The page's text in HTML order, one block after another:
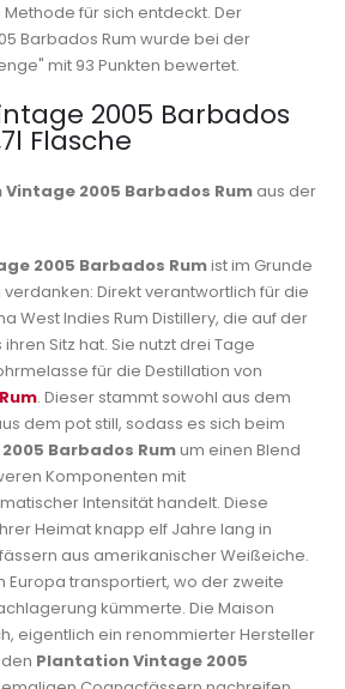
für sich entdeckt. Der
Barbados Rum wurde bei der
mit 93 Punkten bewertet.
2005 Barbados
Flasche
2005 Barbados Rum aus der
2005 Barbados Rumist im Grunde
Direkt verantwortlich für die
West Indies Rum Distillery, die auf der
Sitz hat. Sie nutzt drei Tage
für die Destillation von
Rum. Dieser stammt sowohl aus dem
dem pot still, sodass es sich beim
Barbados Rumum einen Blend
Komponenten mit
Intensität handelt. Diese
Heimat knapp elf Jahre lang in
aus amerikanischer Weißeiche.
Europa transportiert, wo der zweite
kümmerte. Die Maison
eigentlich ein renommierter Hersteller
Plantation Vintage 2005